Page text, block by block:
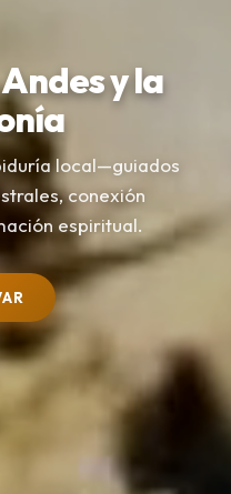
y la
local—guiados
conexión
espiritual.